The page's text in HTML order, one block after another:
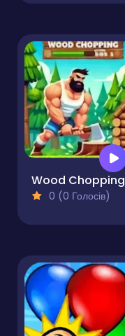
Wood Chopping
0 (0 Голосів)